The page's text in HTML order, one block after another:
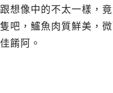
跟想像中的不太一樣，
隻吧，鱸魚肉質鮮美，
佳餚阿。